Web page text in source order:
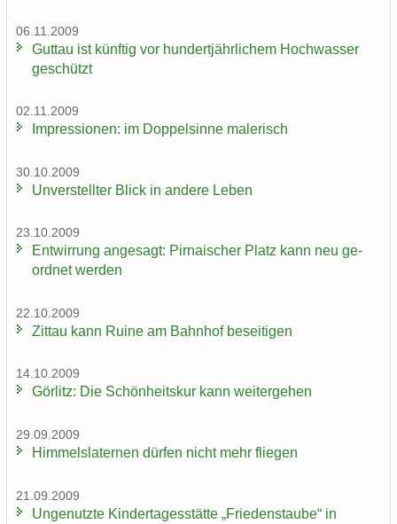
06.11.2009
Gut­tau ist künf­tig vor hun­dert­jähr­li­chem Hoch­was­ser
ge­schützt
02.11.2009
Im­pres­sio­nen: im Dop­pel­sin­ne ma­le­risch
30.10.2009
Un­ver­stell­ter Blick in an­de­re Leben
23.10.2009
Ent­wir­rung an­ge­sagt: Pir­na­i­scher Platz kann neu ge­
ord­net wer­den
22.10.2009
Zit­tau kann Ruine am Bahn­hof be­sei­ti­gen
14.10.2009
Gör­litz: Die Schön­heits­kur kann wei­ter­ge­hen
29.09.2009
Him­mels­la­ter­nen dür­fen nicht mehr flie­gen
21.09.2009
Un­ge­nutz­te Kin­der­ta­ges­stät­te „Frie­dens­tau­be“ in